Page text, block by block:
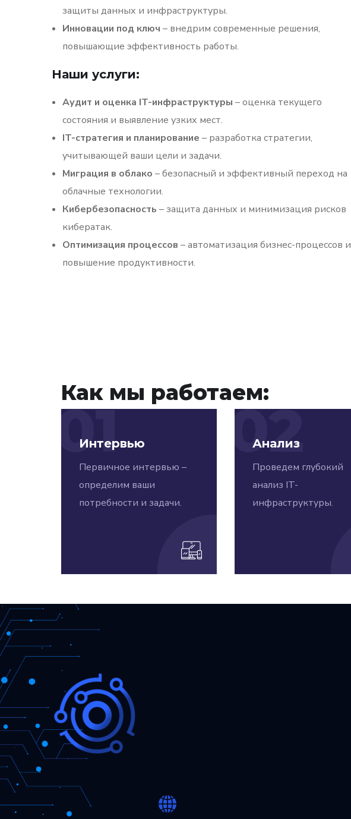
защиты данных и инфраструктуры.
Инновации под ключ – внедрим современные решения,
повышающие эффективность работы.
Наши услуги:
Аудит и оценка IT-инфраструктуры – оценка текущего
состояния и выявление узких мест.
IT-стратегия и планирование – разработка стратегии,
учитывающей ваши цели и задачи.
Миграция в облако – безопасный и эффективный переход на
облачные технологии.
Кибербезопасность – защита данных и минимизация рисков
кибератак.
Оптимизация процессов – автоматизация бизнес-процессов и
повышение продуктивности.
Как мы работаем:
01
Интервью
Первичное интервью –
определим ваши
потребности и задачи.
02
Анализ
Проведем глубокий
анализ IT-
инфраструктуры.